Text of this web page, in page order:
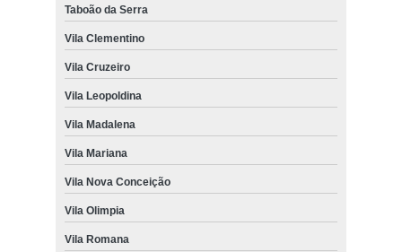
Taboão da Serra
Vila Clementino
Vila Cruzeiro
Vila Leopoldina
Vila Madalena
Vila Mariana
Vila Nova Conceição
Vila Olimpia
Vila Romana